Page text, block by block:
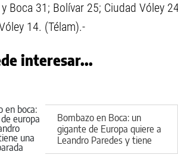
Boca 31; Bolívar 25; Ciudad Vóley
14. (Télam).-
interesar...
Bombazo en Boca: un
gigante de Europa quiere a
Leandro Paredes y tiene
una oferta preparada